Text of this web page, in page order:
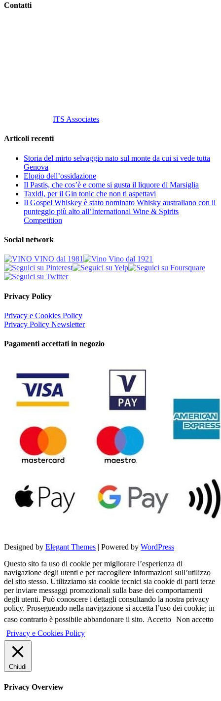
Contatti
ITS Associates
Articoli recenti
Storia del mirto selvaggio nato sul monte da cui si vede tutta
Genova
Elogio dell’ossidazione
Il Pastis, che cos’è e come si gusta il liquore di Marsiglia
Taxidi, per il Gin tonic che non ti aspettavi
Il Gospel Whiskey è stato nominato Whisky australiano con il
punteggio più alto all’International Wine & Spirits
Competition
Social network
Privacy Policy
Privacy e Cookies Policy
Privacy Policy Newsletter
Pagamenti accettati in negozio
Designed by Elegant Themes | Powered by WordPress
Questo sito fa uso di cookie per migliorare l’esperienza di
navigazione degli utenti e per raccogliere informazioni sull’utilizzo
del sito stesso. Utilizziamo sia cookie tecnici sia cookie di parti terze
per inviare messaggi promozionali sulla base dei comportamenti
degli utenti. Può conoscere i dettagli consultando la nostra privacy
policy. Proseguendo nella navigazione si accetta l’uso dei cookie; in
caso contrario è possibile abbandonare il sito. Accetto Non accetto
Privacy e Cookies Policy
Chiudi
Privacy Overview